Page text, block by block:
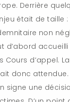
Derrière
était de taille
non
d’abord
Cours d’appel.
donc attendue.
signe une